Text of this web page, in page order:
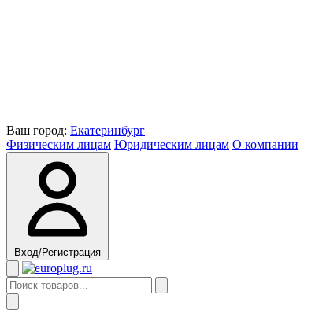
Ваш город: Екатеринбург
Физическим лицам Юридическим лицам О компании
Вход/Регистрация